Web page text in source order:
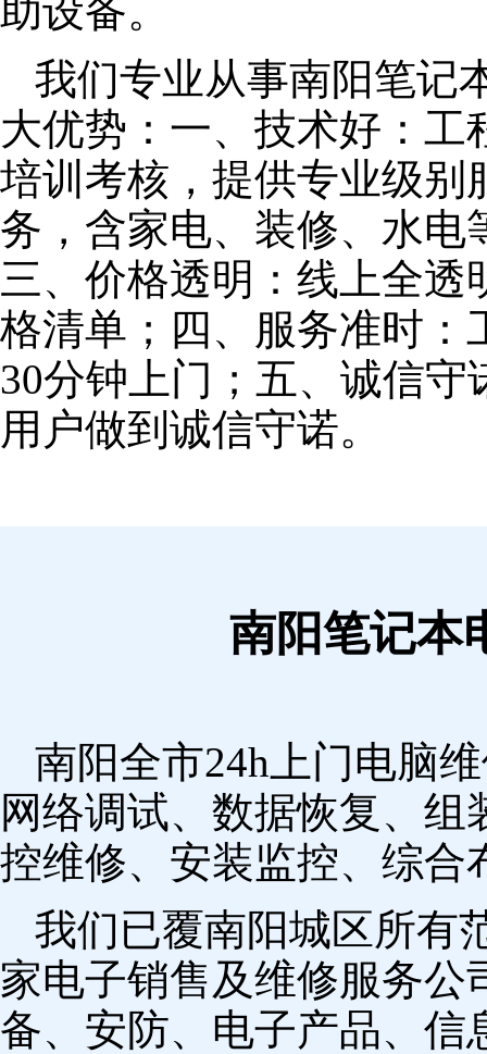
助设备。
我们专业从事南阳笔记
大优势：一、技术好：
培训考核，提供专业级别
务，含家电、装修、水电
三、价格透明：线上全
格清单；四、服务准时：
30分钟上门；五、诚信
用户做到诚信守诺。
南阳笔记本
南阳全市24h上门电脑
网络调试、数据恢复、
控维修、安装监控、综合
我们已覆南阳城区所有
家电子销售及维修服务公
备、安防、电子产品、信